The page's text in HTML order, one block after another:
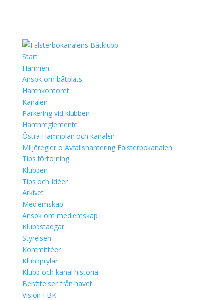
Start
Hamnen
Ansök om båtplats
Hamnkontoret
Kanalen
Parkering vid klubben
Hamnreglemente
Östra Hamnplan och kanalen
Miljöregler o Avfallshantering Falsterbokanalen
Tips förtöjning
Klubben
Tips och Idéer
Arkivet
Medlemskap
Ansök om medlemskap
Klubbstadgar
Styrelsen
Kommittéer
Klubbprylar
Klubb och kanal historia
Berättelser från havet
Vision FBK